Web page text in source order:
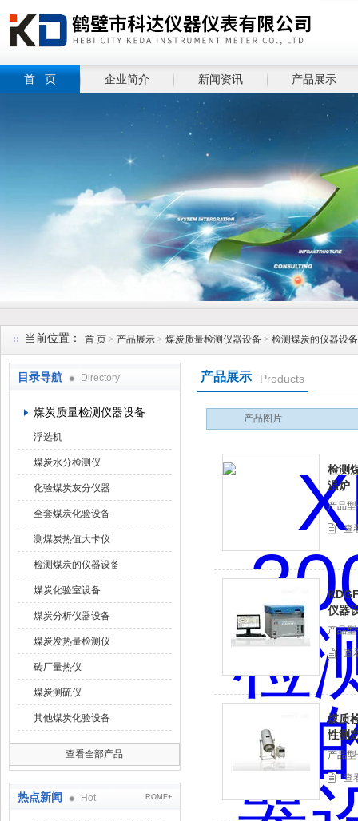
首 页 企业简介 新闻资讯 产品展示
当前位置： 首 页 > 产品展示 > 煤炭质量检测仪器设备 > 检测煤炭的仪器设备
目录导航 Directory
煤炭质量检测仪器设备
浮选机
煤炭水分检测仪
化验煤炭灰分仪器
全套煤炭化验设备
测煤炭热值大卡仪
检测煤炭的仪器设备
煤炭化验室设备
煤炭分析仪器设备
煤炭发热量检测仪
砖厂量热仪
煤炭测硫仪
其他煤炭化验设备
查看全部产品
热点新闻 Hot ROME+
产品展示 Products
产品图片
检测
温炉
产品
查
仪器
产品
查
煤质
性测
产品
查